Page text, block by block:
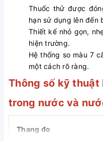
Thuốc thử được
hạn sử dụng lên đến
Thiết kế nhỏ gọn,
hiện trường.
Hệ thống so màu 7
một cách rõ ràng.
Thông số kỹ thuật
trong nước và
Thang đo